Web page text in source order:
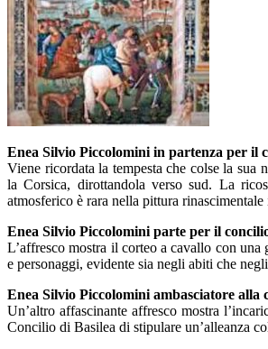
Enea Silvio Piccolomini in partenza per il
Viene ricordata la tempesta che colse la sua
la Corsica, dirottandola verso sud. La
atmosferico è rara nella pittura rinascimentale
Enea Silvio Piccolomini parte per il
L’affresco mostra il corteo a cavallo con una
e personaggi, evidente sia negli abiti che
Enea Silvio Piccolomini ambasciatore alla
Un’altro affascinante affresco mostra
Concilio di Basilea di stipulare un’alleanza